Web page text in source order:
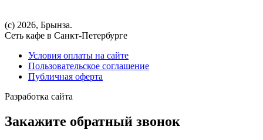
(с) 2026, Брынза.
Сеть кафе в Санкт-Петербурге
Условия оплаты на сайте
Пользовательское соглашение
Публичная оферта
Разработка сайта
Закажите обратный звонок